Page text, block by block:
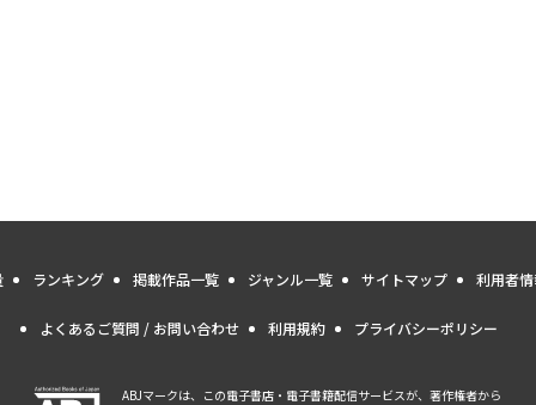
ランキング 掲載作品一覧 ジャンル一覧 サイトマップ 利用者
よくあるご質問 / お問い合わせ 利用規約 プライバシーポリシー
ABJマークは、この電子書店・電子書籍配信サービスが、著作権者から